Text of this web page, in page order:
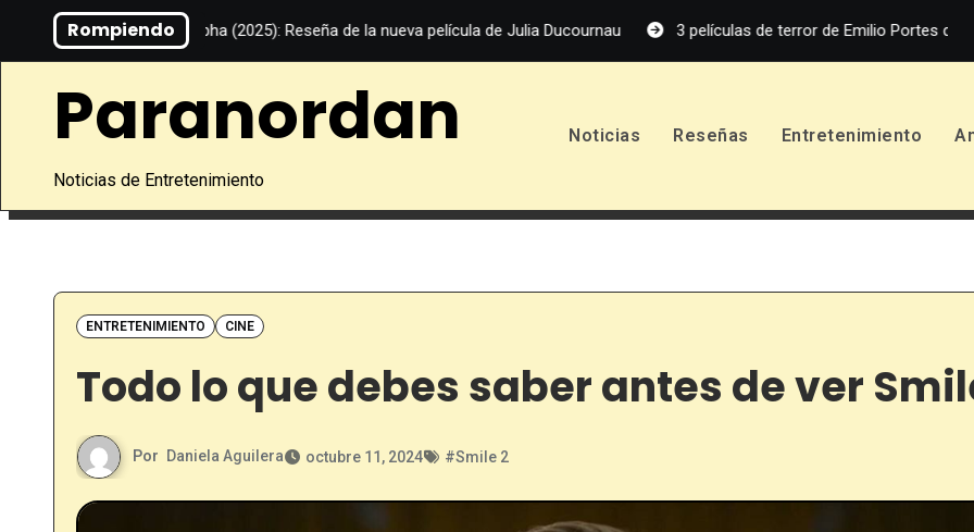
Rompiendo
Alpha (2025): Reseña de la nueva película de Julia Ducournau 3 películas de terror de Emilio Portes que debes ver
Paranordan
Noticias de Entretenimiento
Noticias Reseñas Entretenimiento
ENTRETENIMIENTO CINE
Todo lo que debes saber antes de ver
Por Daniela Aguilera octubre 11, 2024 #Smile 2